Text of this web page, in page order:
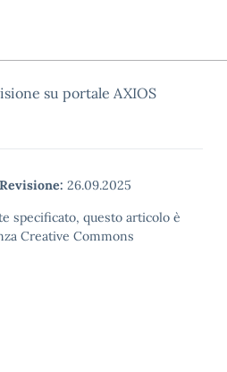
su portale AXIOS
Revisione: 26.09.2025
specificato, questo articolo è
Creative Commons